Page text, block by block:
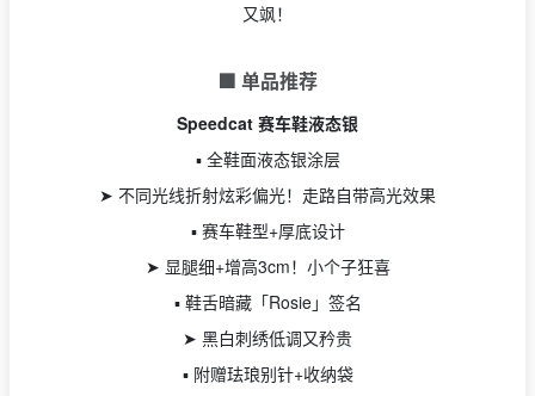
又飒！
🟩 单品推荐
Speedcat 赛车鞋液态银
▪️ 全鞋面液态银涂层
➤ 不同光线折射炫彩偏光！走路自带高光效果
▪️ 赛车鞋型+厚底设计
➤ 显腿细+增高3cm！小个子狂喜
▪️ 鞋舌暗藏「Rosie」签名
➤ 黑白刺绣低调又矜贵
▪️ 附赠珐琅别针+收纳袋